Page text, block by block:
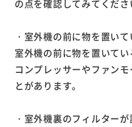
の点を確認してみてくださ
・室外機の前に物を置い
室外機の前に物を置いてい
コンプレッサーやファン
とがあります。
・室外機裏のフィルター